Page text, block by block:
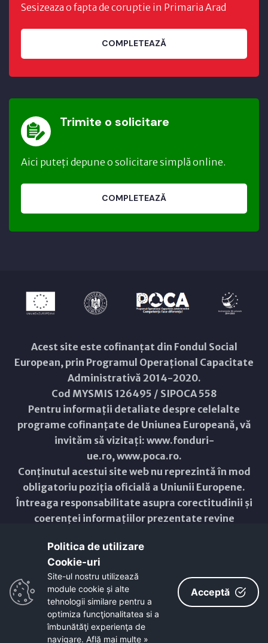
Sesizeaza o fapta de coruptie in Primaria Arad
COMPLETEAZĂ
Trimite o solicitare
Aici puteți depune o solicitare simplă online.
COMPLETEAZĂ
Acest site este cofinanțat din Fondul Social
European, prin Programul Operațional Capacitate
Administrativă 2014-2020.
Cod MYSMIS 126495 / SIPOCA 558
Pentru informații detaliate despre celelalte
programe cofinanțate de Uniunea Europeană, vă
invităm să vizitați: www.fonduri-
ue.ro,www.poca.ro.
Conținutul acestui site web nu reprezintă în mod
obligatoriu poziția oficială a Uniunii Europene.
Întreaga responsabilitate asupra corectitudinii și
coerenței informațiilor prezentate revine
Copyright © 2021 - 2026 -
ResponsiveVoice
Non-Commercial License
Politica de utilizare
Cookie-uri‎
Site-ul nostru utilizează
module cookie și alte
tehnologii similare pentru a
optimiza funcţionalitatea si a
îmbunătăţi experienţa de
navigare. Află mai multe »
Acceptă